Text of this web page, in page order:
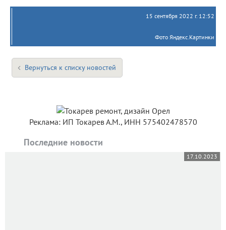
15 сентября 2022 г. 12:52
Фото Яндекс.Картинки
Вернуться к списку новостей
Реклама: ИП Токарев А.М., ИНН 575402478570
Последние новости
17.10.2023